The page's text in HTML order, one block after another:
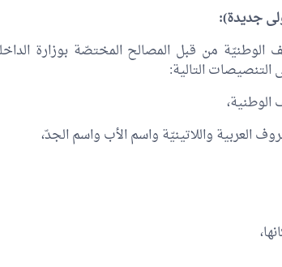
الوطنيّة من قبل المصالح المختصّة بوزارة
التالية:
الوطنية،
العربية واللاتينيّة واسم الأب واسم الجدّ،